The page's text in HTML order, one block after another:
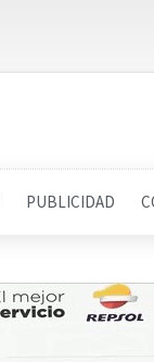
PUBLICIDAD